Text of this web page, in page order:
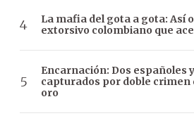
La mafia del gota a gota: Así
extorsivo colombiano que
Encarnación: Dos españoles
capturados por doble crimen
oro